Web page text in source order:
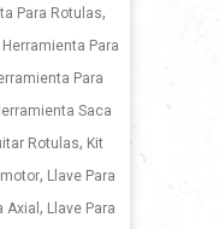
Para Rotulas,
Herramienta Para
Para
Saca
Rotulas, Kit
, Llave Para
Axial , Llave Para